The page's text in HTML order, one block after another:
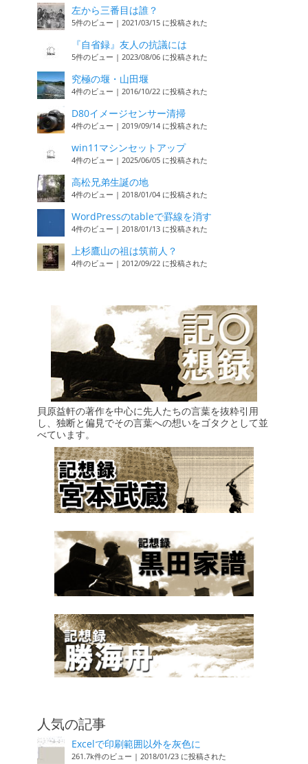
左から三番目は誰？
5件のビュー | 2021/03/15 に投稿された
『自省録』友人の抗議には
5件のビュー | 2023/08/06 に投稿された
究極の堰・山田堰
4件のビュー | 2016/10/22 に投稿された
D80イメージセンサー清掃
4件のビュー | 2019/09/14 に投稿された
win11マシンセットアップ
4件のビュー | 2025/06/05 に投稿された
高松兄弟生誕の地
4件のビュー | 2018/01/04 に投稿された
WordPressのtableで罫線を消す
4件のビュー | 2018/01/13 に投稿された
上杉鷹山の祖は筑前人？
4件のビュー | 2012/09/22 に投稿された
貝原益軒の著作を中心に先人たちの言葉を抜粋引用
し、独断と偏見でその言葉への想いをゴタクとして並
べています。
人気の記事
Excelで印刷範囲以外を灰色に
261.7k件のビュー | 2018/01/23 に投稿された